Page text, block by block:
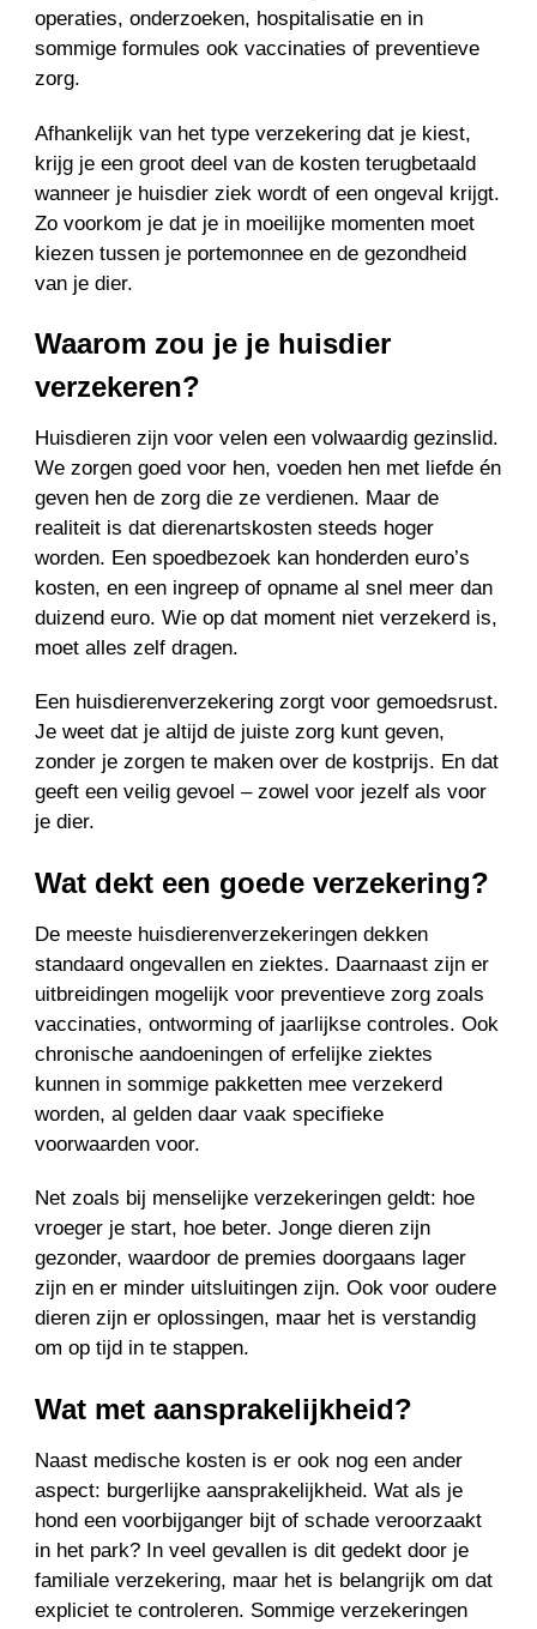
operaties, onderzoeken, hospitalisatie en in
sommige formules ook vaccinaties of preventieve
zorg.
Afhankelijk van het type verzekering dat je kiest,
krijg je een groot deel van de kosten terugbetaald
wanneer je huisdier ziek wordt of een ongeval krijgt.
Zo voorkom je dat je in moeilijke momenten moet
kiezen tussen je portemonnee en de gezondheid
van je dier.
Waarom zou je je huisdier
verzekeren?
Huisdieren zijn voor velen een volwaardig gezinslid.
We zorgen goed voor hen, voeden hen met liefde én
geven hen de zorg die ze verdienen. Maar de
realiteit is dat dierenartskosten steeds hoger
worden. Een spoedbezoek kan honderden euro’s
kosten, en een ingreep of opname al snel meer dan
duizend euro. Wie op dat moment niet verzekerd is,
moet alles zelf dragen.
Een huisdierenverzekering zorgt voor gemoedsrust.
Je weet dat je altijd de juiste zorg kunt geven,
zonder je zorgen te maken over de kostprijs. En dat
geeft een veilig gevoel – zowel voor jezelf als voor
je dier.
Wat dekt een goede verzekering?
De meeste huisdierenverzekeringen dekken
standaard ongevallen en ziektes. Daarnaast zijn er
uitbreidingen mogelijk voor preventieve zorg zoals
vaccinaties, ontworming of jaarlijkse controles. Ook
chronische aandoeningen of erfelijke ziektes
kunnen in sommige pakketten mee verzekerd
worden, al gelden daar vaak specifieke
voorwaarden voor.
Net zoals bij menselijke verzekeringen geldt: hoe
vroeger je start, hoe beter. Jonge dieren zijn
gezonder, waardoor de premies doorgaans lager
zijn en er minder uitsluitingen zijn. Ook voor oudere
dieren zijn er oplossingen, maar het is verstandig
om op tijd in te stappen.
Wat met aansprakelijkheid?
Naast medische kosten is er ook nog een ander
aspect: burgerlijke aansprakelijkheid. Wat als je
hond een voorbijganger bijt of schade veroorzaakt
in het park? In veel gevallen is dit gedekt door je
familiale verzekering, maar het is belangrijk om dat
expliciet te controleren. Sommige verzekeringen